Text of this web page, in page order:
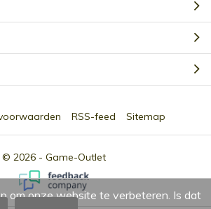
© 2026 - Game-Outlet
RSS-feed Sitemap
om onze website te verbeteren. Is dat